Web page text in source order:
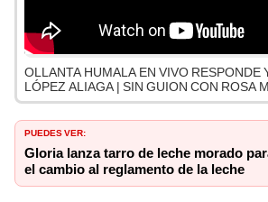
OLLANTA HUMALA EN VIVO RESPONDE
LÓPEZ ALIAGA | SIN GUION CON ROSA
PUEDES VER:
Gloria lanza tarro de leche morado
el cambio al reglamento de la leche